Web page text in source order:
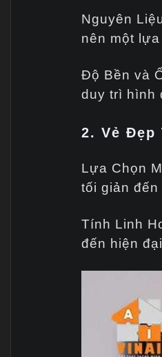
Nguyên
nên một
Độ Bền và
duy trì hình
2. Vẻ Đẹp
Lựa Chọn
tối giản
Tính Linh
đến hiện